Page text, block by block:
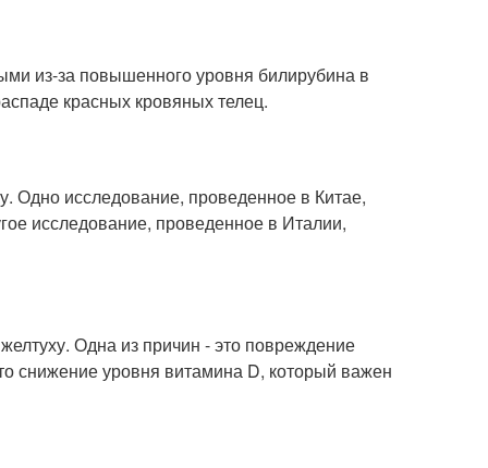
из-за повышенного уровня билирубина в
красных кровяных телец.
Одно исследование, проведенное в Китае,
исследование, проведенное в Италии,
Одна из причин - это повреждение
снижение уровня витамина D, который важен